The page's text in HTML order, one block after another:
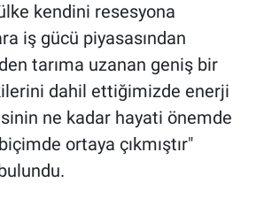
kendini resesyona
iş gücü piyasasından
tarıma uzanan geniş bir
dahil ettiğimizde enerji
ne kadar hayati önemde
ortaya çıkmıştır"